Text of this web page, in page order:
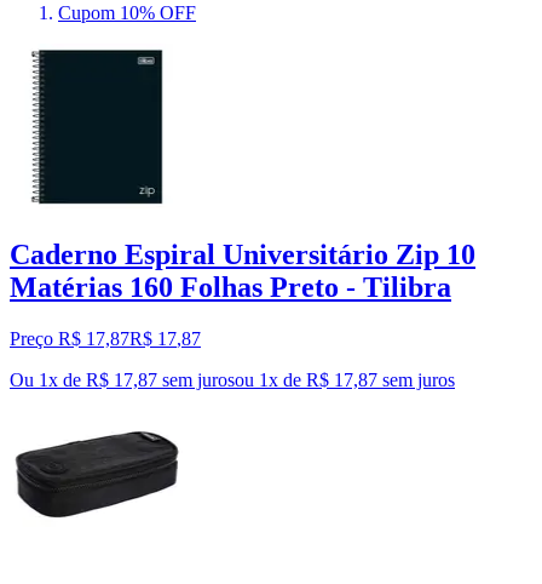
Cupom 10% OFF
Caderno Espiral Universitário Zip 10
Matérias 160 Folhas Preto - Tilibra
Preço R$ 17,87R$ 17,87
Ou 1x de R$ 17,87 sem jurosou 1x de R$ 17,87 sem juros